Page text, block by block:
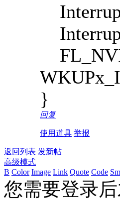
}
回复
使用道具 举报
返回列表 发新帖
高级模式
B Color Image Link Quote Code
您需要登录